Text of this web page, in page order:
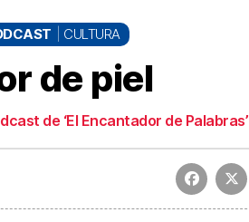
CULTURA
de piel
de ‘El Encantador de Palabras’